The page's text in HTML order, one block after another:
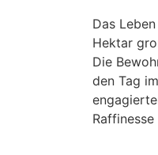
Das
Hektar
Die
den Tag